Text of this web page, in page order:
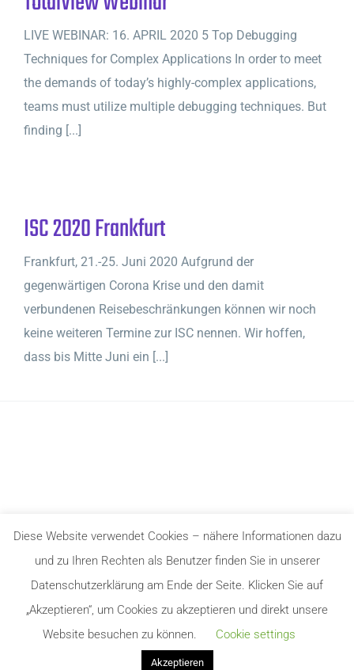
LIVE WEBINAR: 16. APRIL 2020 5 Top Debugging
Techniques for Complex Applications In order to meet
the demands of today’s highly-complex applications,
teams must utilize multiple debugging techniques. But
finding [...]
ISC 2020 Frankfurt
Frankfurt, 21.-25. Juni 2020 Aufgrund der
gegenwärtigen Corona Krise und den damit
verbundenen Reisebeschränkungen können wir noch
keine weiteren Termine zur ISC nennen. Wir hoffen,
dass bis Mitte Juni ein [...]
Copyright 2003 - 2025 | All Rights Reserved |SMB GmbH|Impressum|
Datenschutzerklärung
Diese Website verwendet Cookies – nähere Informationen dazu
und zu Ihren Rechten als Benutzer finden Sie in unserer
Datenschutzerklärung am Ende der Seite. Klicken Sie auf
„Akzeptieren“, um Cookies zu akzeptieren und direkt unsere
Website besuchen zu können.
Cookie settings
Akzeptieren